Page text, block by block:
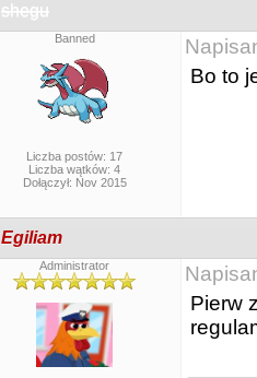
shegu
Banned
Liczba postów: 17
Liczba wątków: 4
Dołączył: Nov 2015
Bo to
Egiliam
Administrator
Pierw